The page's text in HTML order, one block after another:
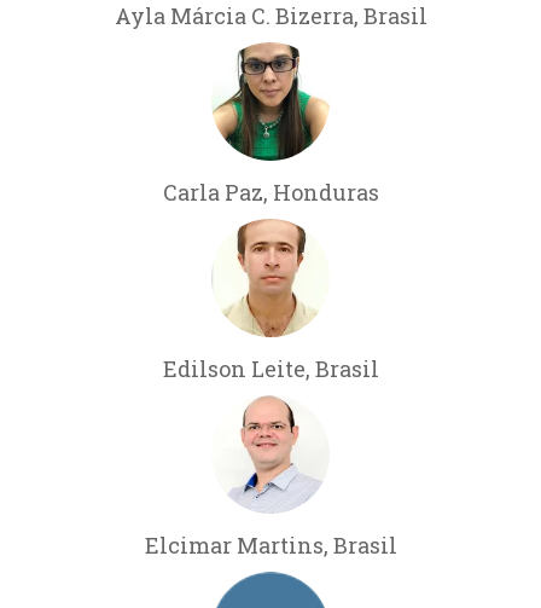
Ayla Márcia C. Bizerra, Brasil
Carla Paz, Honduras
Edilson Leite, Brasil
Elcimar Martins, Brasil